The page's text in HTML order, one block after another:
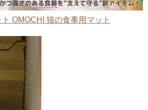
OMOCHI 猫の食事用マット